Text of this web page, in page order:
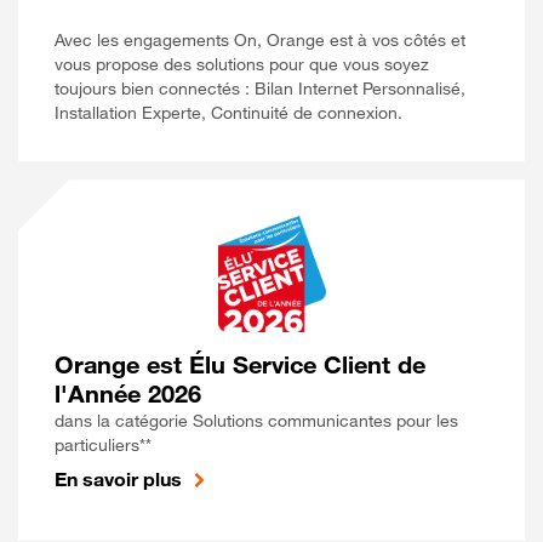
Avec les engagements On, Orange est à vos côtés et
vous propose des solutions pour que vous soyez
toujours bien connectés : Bilan Internet Personnalisé,
Installation Experte, Continuité de connexion.
Orange est Élu Service Client de
l'Année 2026
dans la catégorie Solutions communicantes pour les
particuliers**
En savoir plus